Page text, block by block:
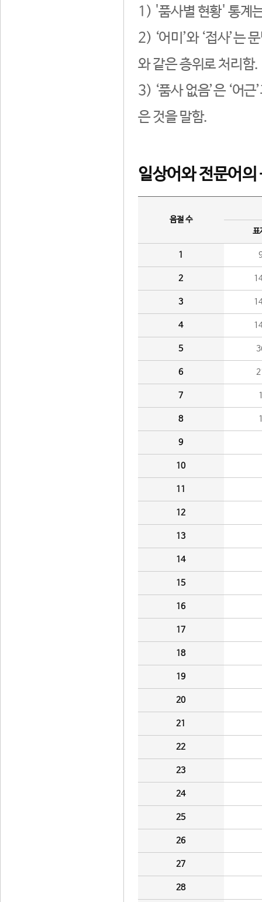
1) '품사별 현황' 통계
2) ‘어미’와 ‘접사’는
와 같은 층위로 처리함.
3) ‘품사 없음’은 ‘어
은 것을 말함.
일상어와 전문어의
음절 수
표
1
2
3
4
5
6
7
8
9
10
11
12
13
14
15
16
17
18
19
20
21
22
23
24
25
26
27
28